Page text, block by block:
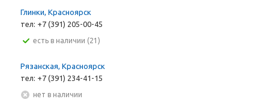
Глинки, Красноярск
тел: +7 (391) 205-00-45
Есть в наличии (21)
Рязанская, Красноярск
тел: +7 (391) 234-41-15
Нет в наличии